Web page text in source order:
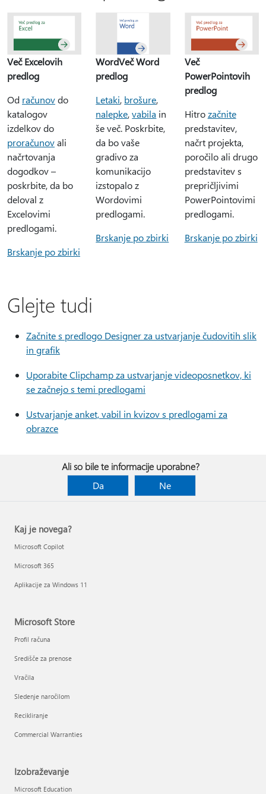
Več Excelovih
predlog
Od računovdo
katalogov
izdelkov do
proračunovali
načrtovanja
dogodkov –
poskrbite, da bo
deloval z
Excelovimi
predlogami.
Brskanje po zbirki
WordVeč Word
predlog
Letaki, brošure,
nalepke,vabila in
še več. Poskrbite,
da bo vaše
gradivo za
komunikacijo
izstopalo z
Wordovimi
predlogami.
Brskanje po zbirki
Več
PowerPointovih
predlog
Hitrozačnite
predstavitev,
načrt projekta,
poročilo ali drugo
predstavitev s
prepričljivimi
PowerPointovimi
predlogami.
Brskanje po zbirki
Glejte tudi
Začnite s predlogo Designer za ustvarjanje čudovitih slik
in grafik
Uporabite Clipchamp za ustvarjanje videoposnetkov, ki
se začnejo s temi predlogami
Ustvarjanje anket, vabil in kvizov s predlogami za
obrazce
Ali so bile te informacije uporabne?
Da
Ne
Kaj je novega?
Microsoft Copilot
Microsoft 365
Aplikacije za Windows 11
Microsoft Store
Profil računa
Središče za prenose
Vračila
Sledenje naročilom
Recikliranje
Commercial Warranties
Izobraževanje
Microsoft Education